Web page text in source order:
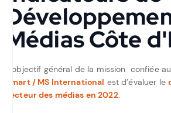
Médias Côte
L’objectif général de la mission confiée
Smart / MS International est d’évaluer le
secteur des médias en 2022.